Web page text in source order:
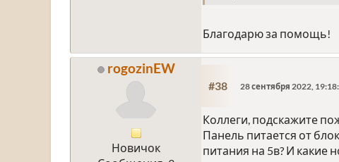
Благодарю за помощь!
rogozinEW
Новичок
#38 28 сентября 2022,
Коллеги, подскажите
Панель питается от
питания на 5в? И какие